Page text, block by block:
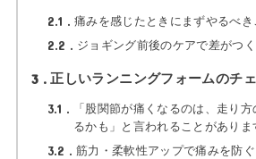
2.1 痛みを感じたときにまずやるべき
2.2 ジョギング前後のケアで差がつく
3 正しいランニングフォームのチ
3.1
「股関節が痛くなるのは、走り
るかも」と言われることがありま
3.2 筋力・柔軟性アップで痛みを防ぐ